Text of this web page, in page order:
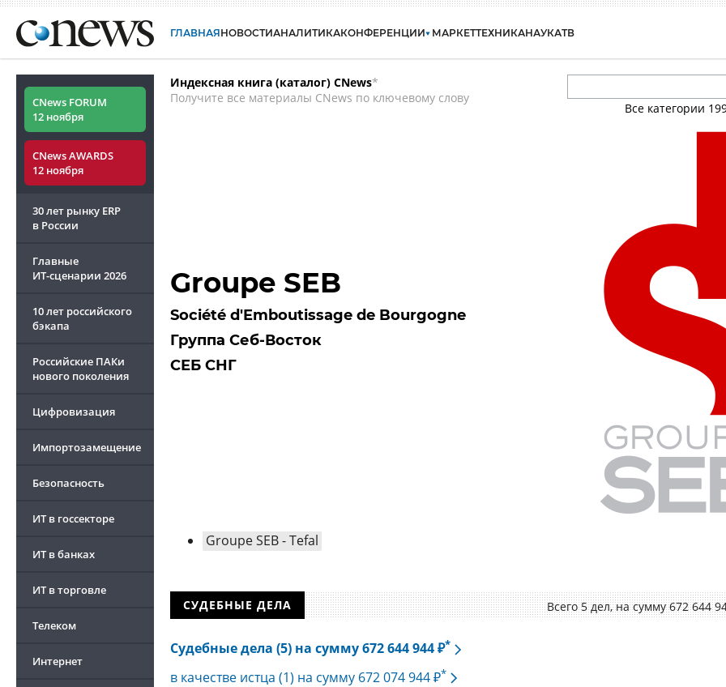
ГЛАВНАЯНОВОСТИАНАЛИТИКАКОНФЕРЕНЦИИ МАРКЕТТЕХНИКАНАУКАТВ
CNews FORUM
12 ноября
CNews AWARDS
12 ноября
30 лет рынку ERP
в России
Главные
ИТ-сценарии 2026
10 лет российского
бэкапа
Российские ПАКи
нового поколения
Цифровизация
Импортозамещение
Безопасность
ИТ в госсекторе
ИТ в банках
ИТ в торговле
Телеком
Интернет
Индексная книга (каталог) CNews*
Получите все материалы CNews по ключевому слову
Все категории
Groupe SEB
Société d'Emboutissage de Bourgogne
Группа Себ-Восток
СЕБ СНГ
Groupe SEB - Tefal
СУДЕБНЫЕ ДЕЛА Всего 5 дел, на cумму 672 644
Судебные дела (5) на сумму 672 644 944 ₽*
в качестве истца (1) на сумму 672 074 944 ₽*